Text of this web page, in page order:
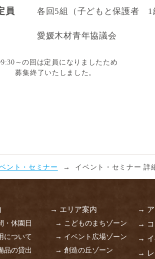
員 各回5組（子どもと保護者 1
愛媛木材青年協議会
～の回は定員になりましたため
募集終了いたしました。
ント・セミナー イベント・セミナー 詳
・休園日
について
品の貸出
→ エリア案内
→ こどものまちゾーン
→ イベント広場ゾーン
→ 創造の丘ゾーン
→ ア
→ コ
→ イ
→ レ